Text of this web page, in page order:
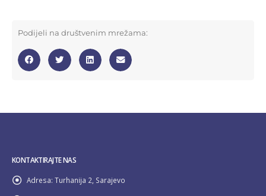
Podijeli na društvenim mrežama:
KONTAKTIRAJTE NAS
Adresa: Turhanija 2, Sarajevo